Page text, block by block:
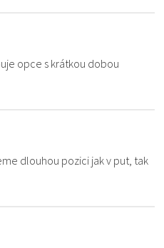
opce s krátkou dobou
dlouhou pozici jak v put, tak